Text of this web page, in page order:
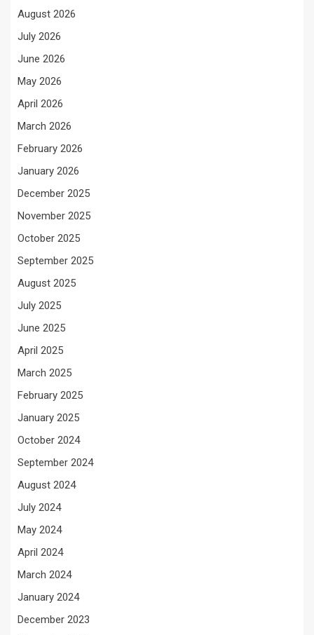
August 2026
July 2026
June 2026
May 2026
April 2026
March 2026
February 2026
January 2026
December 2025
November 2025
October 2025
September 2025
August 2025
July 2025
June 2025
April 2025
March 2025
February 2025
January 2025
October 2024
September 2024
August 2024
July 2024
May 2024
April 2024
March 2024
January 2024
December 2023